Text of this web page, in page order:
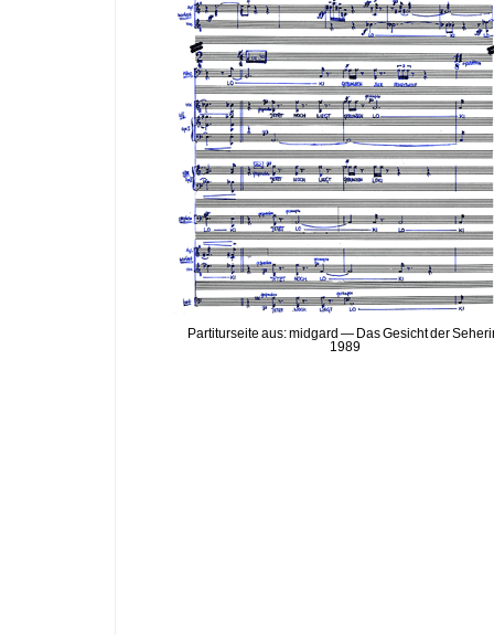
Partiturseite aus: midgard — Das Gesicht der
1989